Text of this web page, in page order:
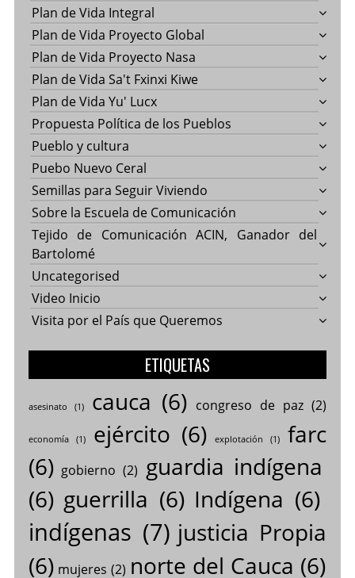
Plan de Vida Integral
Plan de Vida Proyecto Global
Plan de Vida Proyecto Nasa
Plan de Vida Sa't Fxinxi Kiwe
Plan de Vida Yu' Lucx
Propuesta Política de los Pueblos
Pueblo y cultura
Puebo Nuevo Ceral
Semillas para Seguir Viviendo
Sobre la Escuela de Comunicación
Tejido de Comunicación ACIN, Ganador del
Bartolomé
Uncategorised
Video Inicio
Visita por el País que Queremos
ETIQUETAS
asesinato (1) cauca (6) congreso de paz(2)
economía(1) ejército (6) explotación (1)
farc
(6) gobierno (2) guardia indígena
(6) guerrilla (6) Indígena (6)
indígenas (7) justicia Propia
(6) mujeres (2) norte del Cauca (6)